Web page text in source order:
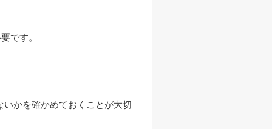
です。
かを確かめておくことが大切